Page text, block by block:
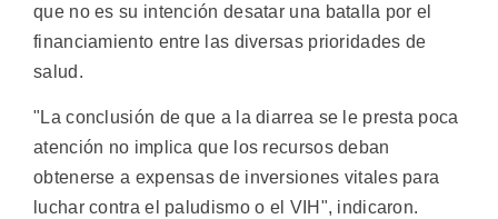
que no es su intención desatar una batalla por el
financiamiento entre las diversas prioridades de
salud.
"La conclusión de que a la diarrea se le presta poca
atención no implica que los recursos deban
obtenerse a expensas de inversiones vitales para
luchar contra el paludismo o el VIH", indicaron.